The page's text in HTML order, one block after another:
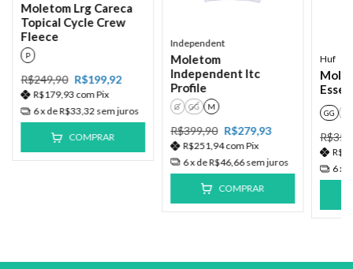
Moletom Lrg Careca
Topical Cycle Crew
Fleece
P
R$249,90 R$199,92
R$179,93 com Pix
6x deR$33,32 sem juros
COMPRAR
Independent
Moletom
Independent Itc
Profile
G GG M
R$399,90 R$279,93
R$251,94com Pix
6x deR$46,66sem juros
COMPRAR
Huf
GG
6x